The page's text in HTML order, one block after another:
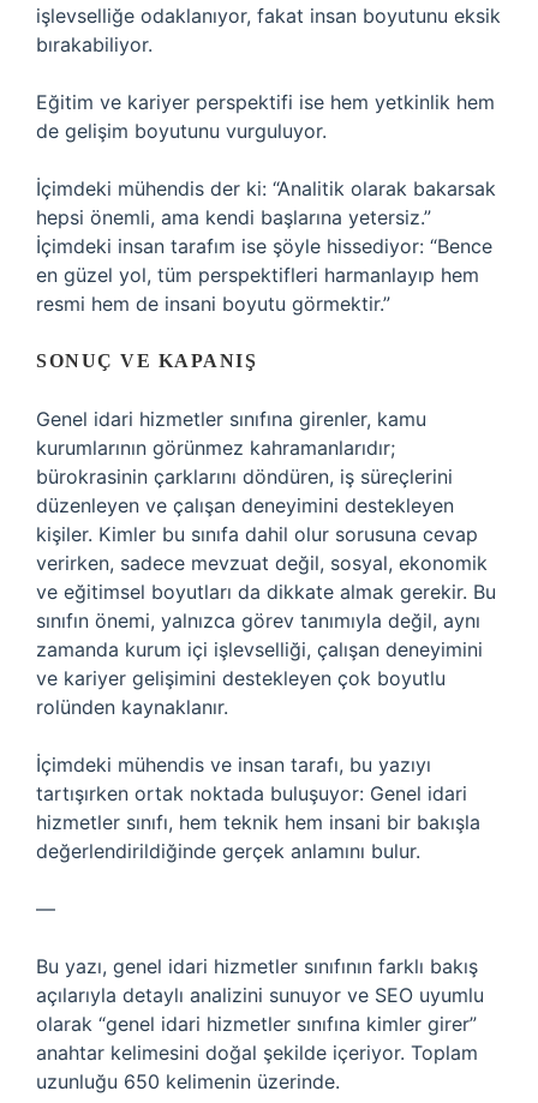
işlevselliğe odaklanıyor, fakat insan boyutunu eksik
bırakabiliyor.
Eğitim ve kariyer perspektifi ise hem yetkinlik hem
de gelişim boyutunu vurguluyor.
İçimdeki mühendis der ki: “Analitik olarak bakarsak
hepsi önemli, ama kendi başlarına yetersiz.”
İçimdeki insan tarafım ise şöyle hissediyor: “Bence
en güzel yol, tüm perspektifleri harmanlayıp hem
resmi hem de insani boyutu görmektir.”
SONUÇ VE KAPANIŞ
Genel idari hizmetler sınıfına girenler, kamu
kurumlarının görünmez kahramanlarıdır;
bürokrasinin çarklarını döndüren, iş süreçlerini
düzenleyen ve çalışan deneyimini destekleyen
kişiler. Kimler bu sınıfa dahil olur sorusuna cevap
verirken, sadece mevzuat değil, sosyal, ekonomik
ve eğitimsel boyutları da dikkate almak gerekir. Bu
sınıfın önemi, yalnızca görev tanımıyla değil, aynı
zamanda kurum içi işlevselliği, çalışan deneyimini
ve kariyer gelişimini destekleyen çok boyutlu
rolünden kaynaklanır.
İçimdeki mühendis ve insan tarafı, bu yazıyı
tartışırken ortak noktada buluşuyor: Genel idari
hizmetler sınıfı, hem teknik hem insani bir bakışla
değerlendirildiğinde gerçek anlamını bulur.
—
Bu yazı, genel idari hizmetler sınıfının farklı bakış
açılarıyla detaylı analizini sunuyor ve SEO uyumlu
olarak “genel idari hizmetler sınıfına kimler girer”
anahtar kelimesini doğal şekilde içeriyor. Toplam
uzunluğu 650 kelimenin üzerinde.